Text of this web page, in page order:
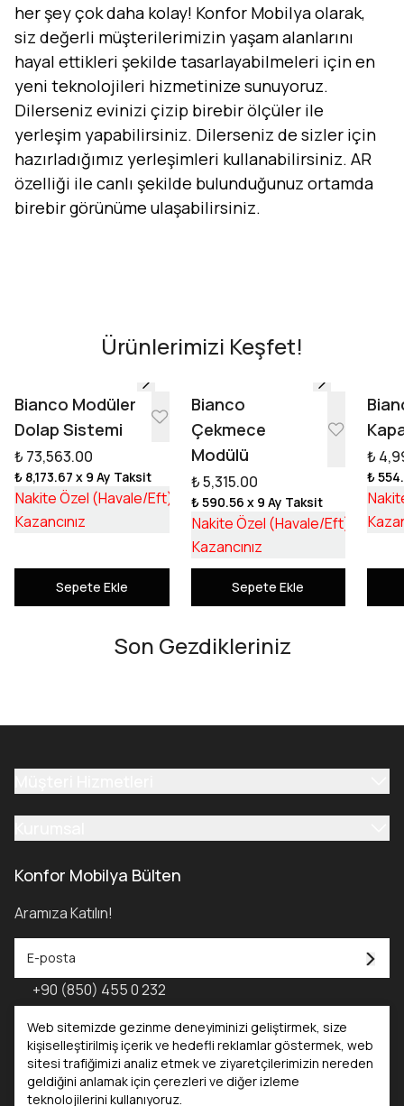
Web sitemizde gezinme deneyiminizi geliştirmek, size
kişiselleştirilmiş içerik ve hedefli reklamlar göstermek, web
sitesi trafiğimizi analiz etmek ve ziyaretçilerimizin nereden
geldiğini anlamak için çerezleri ve diğer izleme
teknolojilerini kullanıyoruz.
her şey çok daha kolay! Konfor Mobilya olarak,
siz değerli müşterilerimizin yaşam alanlarını
hayal ettikleri şekilde tasarlayabilmeleri için en
yeni teknolojileri hizmetinize sunuyoruz.
Dilerseniz evinizi çizip birebir ölçüler ile
yerleşim yapabilirsiniz. Dilerseniz de sizler için
hazırladığımız yerleşimleri kullanabilirsiniz. AR
özelliği ile canlı şekilde bulunduğunuz ortamda
birebir görünüme ulaşabilirsiniz.
Tasarıma Başla
Ürünlerimizi Keşfet!
Bianco Modüler
Dolap Sistemi
₺ 73,563.00
₺ 8,173.67 x 9 Ay Taksit
Nakite Özel (Havale/Eft) ₺ 55,253.17
Kazancınız ₺ 18,309.83
Sepete Ekle
Bianco
Çekmece
Modülü
₺ 5,315.00
₺ 590.56 x 9 Ay Taksit
Nakite Özel (Havale/Eft) ₺
Kazancınız
Sepete Ekle
₺
₺
Son Gezdikleriniz
Kataloglar
Konfor Mobilya Bülten
Aramıza Katılın!
+90 (850) 455 0 232
Konfor Mobilya Kataloğu - 2025